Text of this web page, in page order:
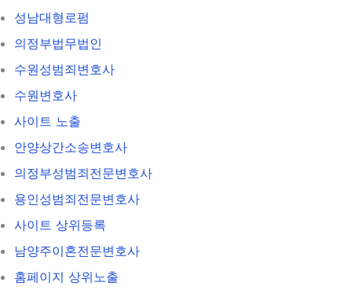
성남대형로펌
의정부법무법인
수원성범죄변호사
수원변호사
사이트 노출
안양상간소송변호사
의정부성범죄전문변호사
용인성범죄전문변호사
사이트 상위등록
남양주이혼전문변호사
홈페이지 상위노출